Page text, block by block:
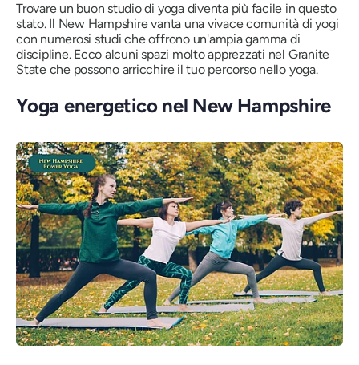
Trovare un buon studio di yoga diventa più facile in questo
stato. Il New Hampshire vanta una vivace comunità di yogi
con numerosi studi che offrono un'ampia gamma di
discipline. Ecco alcuni spazi molto apprezzati nel Granite
State che possono arricchire il tuo percorso nello yoga.
Yoga energetico nel New Hampshire